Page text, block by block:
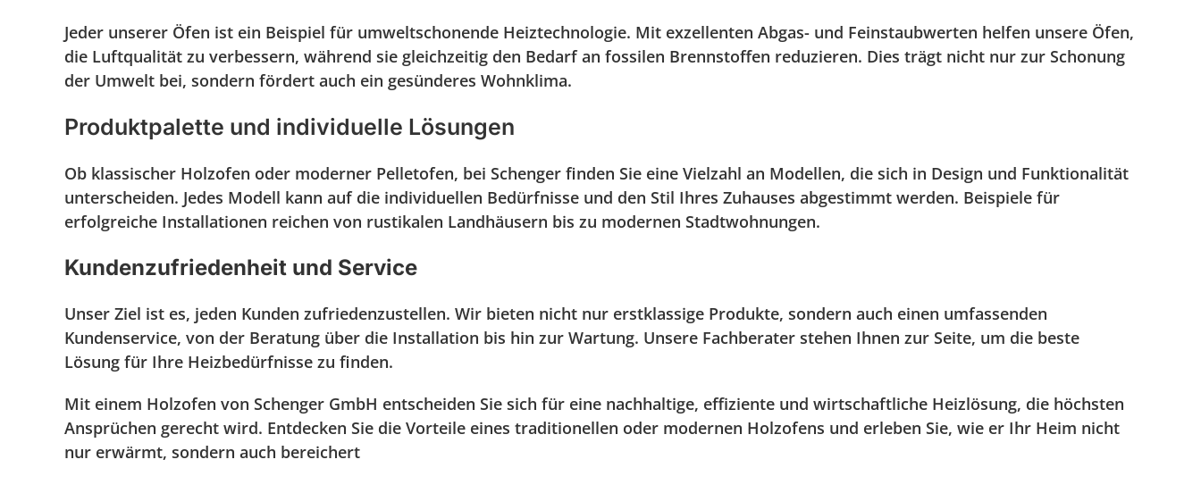
Jeder unserer Öfen ist ein Beispiel für umweltschonende Heiztechnologie. Mit exzellenten Abgas- und Feinstaubwerten helfen unsere Öfen,
die Luftqualität zu verbessern, während sie gleichzeitig den Bedarf an fossilen Brennstoffen reduzieren. Dies trägt nicht nur zur Schonung
der Umwelt bei, sondern fördert auch ein gesünderes Wohnklima.
Produktpalette und individuelle Lösungen
Ob klassischer Holzofen oder moderner Pelletofen, bei Schenger finden Sie eine Vielzahl an Modellen, die sich in Design und Funktionalität
unterscheiden. Jedes Modell kann auf die individuellen Bedürfnisse und den Stil Ihres Zuhauses abgestimmt werden. Beispiele für
erfolgreiche Installationen reichen von rustikalen Landhäusern bis zu modernen Stadtwohnungen.
Kundenzufriedenheit und Service
Unser Ziel ist es, jeden Kunden zufriedenzustellen. Wir bieten nicht nur erstklassige Produkte, sondern auch einen umfassenden
Kundenservice, von der Beratung über die Installation bis hin zur Wartung. Unsere Fachberater stehen Ihnen zur Seite, um die beste
Lösung für Ihre Heizbedürfnisse zu finden.
Mit einem Holzofen von Schenger GmbH entscheiden Sie sich für eine nachhaltige, effiziente und wirtschaftliche Heizlösung, die höchsten
Ansprüchen gerecht wird. Entdecken Sie die Vorteile eines traditionellen oder modernen Holzofens und erleben Sie, wie er Ihr Heim nicht
nur erwärmt, sondern auch bereichert